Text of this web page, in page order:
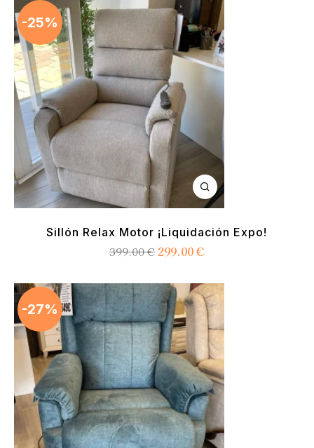
-25%
Sillón Relax Motor ¡Liquidación Expo!
399.00€ 299.00€
-27%